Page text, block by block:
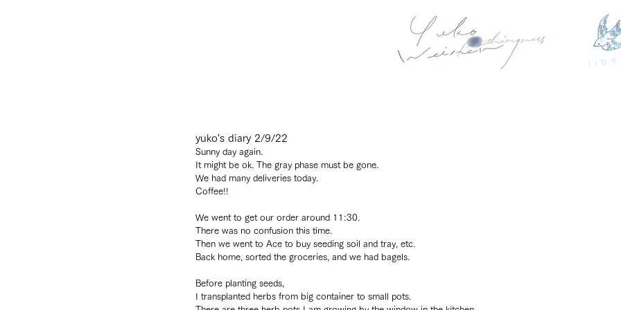
yuko's diary 2/9/22
Sunny day again.
It might be ok. The gray phase must be gone.
We had many deliveries today.
Coffee!!
We went to get our order around 11:30.
There was no confusion this time.
Then we went to Ace to buy seeding soil and tray, etc.
Back home, sorted the groceries, and we had bagels.
Before planting seeds,
I transplanted herbs from big container to small pots.